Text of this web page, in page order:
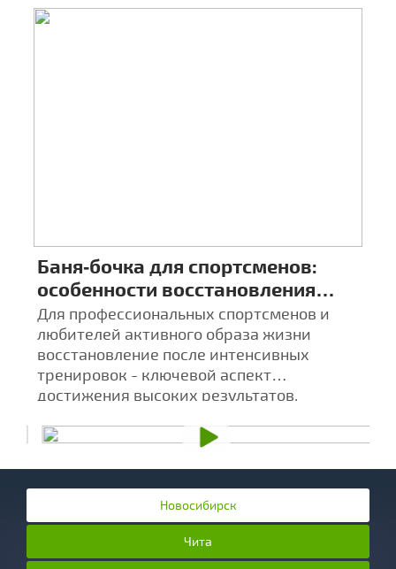
Баня‑бочка для спортсменов:
особенности восстановления
после тренировок
Для профессиональных спортсменов и
любителей активного образа жизни
восстановление после интенсивных
тренировок - ключевой аспект
достижения высоких результатов.
Новосибирск
Чита